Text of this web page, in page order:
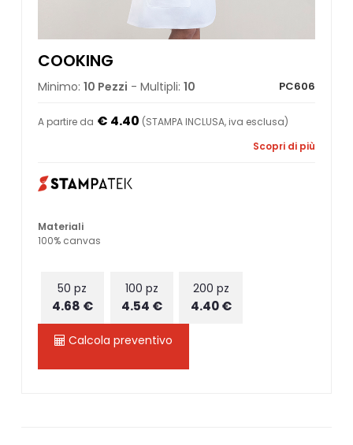
COOKING
Minimo: 10 Pezzi - Multipli: 10 PC606
A partire da € 4.40 (STAMPA INCLUSA, iva esclusa)
Scopri di più
Materiali
100% canvas
50 pz
4.68 €
100 pz
4.54 €
200 pz
4.40 €
Calcola preventivo